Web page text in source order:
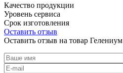
Качество продукции
Уровень сервиса
Срок изготовления
Оставить отзыв
Оставить отзыв на товар Гелениум